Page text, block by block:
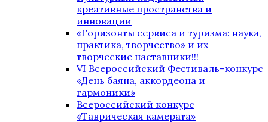
креативные пространства и
инновации
«Горизонты сервиса и туризма: наука,
практика, творчество» и их
творческие наставники!!!
VI Всероссийский Фестиваль-конкурс
«День баяна, аккордеона и
гармоники»
Всероссийский конкурс
«Таврическая камерата»